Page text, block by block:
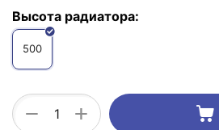
Высота радиатора:
500
+
−